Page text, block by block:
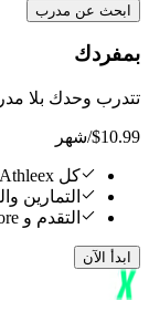
ابحث عن مدرب
بمفردك
تتدرب وحدك بلا
$10.99/شهر
كل Athleex بمفردك
التمارين
التقدم و Athleex Score
ابدأ الآن